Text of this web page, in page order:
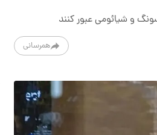
و شیائومی عبور کنند
همرسانی